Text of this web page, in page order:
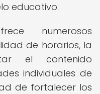
educativo.
numerosos
de horarios, la
el contenido
individuales de
de fortalecer los